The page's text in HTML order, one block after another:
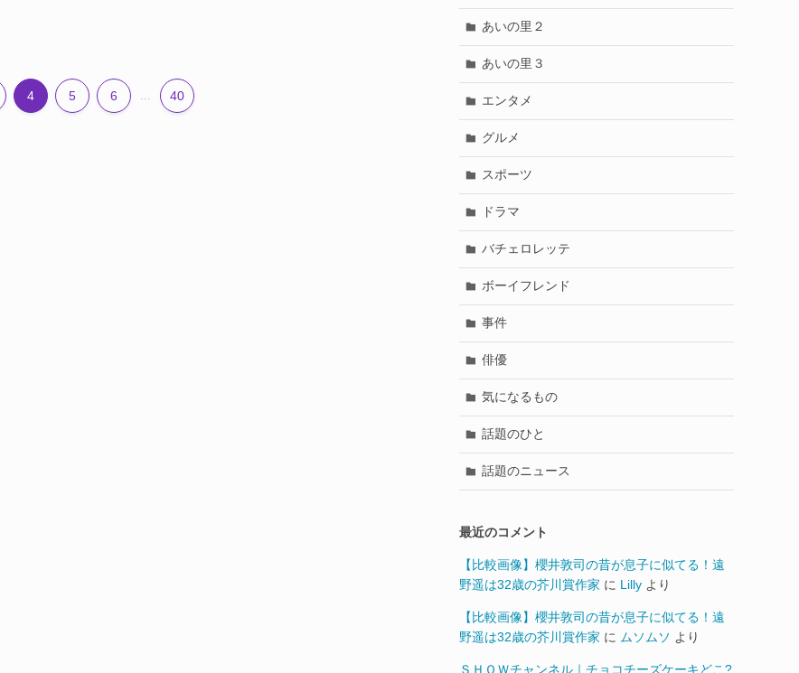
4 5 6 40
あいの里２
あいの里３
エンタメ
グルメ
スポーツ
ドラマ
バチェロレッテ
ボーイフレンド
事件
俳優
気になるもの
話題のひと
話題のニュース
最近のコメント
【比較画像】櫻井敦司の昔が息子に似てる！遠
野遥は32歳の芥川賞作家 に Lilly より
【比較画像】櫻井敦司の昔が息子に似てる！遠
野遥は32歳の芥川賞作家 に ムソムソ より
ＳＨＯＷチャンネル｜チョコチーズケーキどこ?